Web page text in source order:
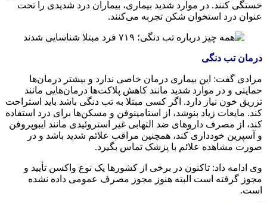
خستگی کنند. در موارد شدید بیماری، بیماران درد شدیدی را تحت
عنوان درد استخوان شکن تجربه می‌کنند.‌
درمان تب دنگی
مرادی گفت: این بیماری درمان خاصی ندارد و بیشتر درمان‌ها
حمایتی و در موارد شدید مانند کاهش پلاکت‌ها درمان‌هایی مانند
تزریق خون نیاز دارد. اگر کسی مبتلا به تب دنگی باشد باید استراحت
کند. مایعات زیاد بنوشد، از استامینوفن و مسکن‌ها برای درد استفاده
کند، از مصرف داروهای ضد التهابی غیر استروئیدی مانند ایبوپروفن
و آسپرین خودداری کند، همچنین مراقب علائم شدید باشد و در
صورت مشاهده علائم با پزشک تماس بگیرد.
وی ادامه داد: تاکنون در برخی از کشورها یک نوع واکسن تأیید و
مجوز گرفته است البته هنوز مجوز مصرف عمومی داده نشده
است.